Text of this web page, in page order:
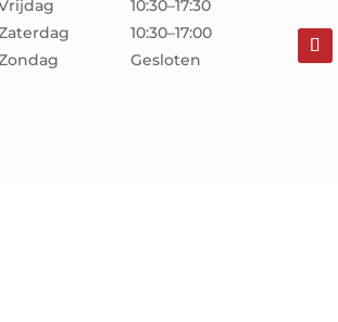
10:30–17:30
10:30–17:00
Gesloten